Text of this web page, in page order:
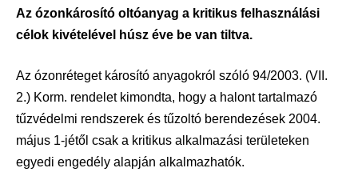
Az ózonkárosító oltóanyag a kritikus felhasználási
célok kivételével húsz éve be van tiltva.
Az ózonréteget károsító anyagokról szóló 94/2003. (VII.
2.) Korm. rendelet kimondta, hogy a halont tartalmazó
tűzvédelmi rendszerek és tűzoltó berendezések 2004.
május 1-jétől csak a kritikus alkalmazási területeken
egyedi engedély alapján alkalmazhatók.